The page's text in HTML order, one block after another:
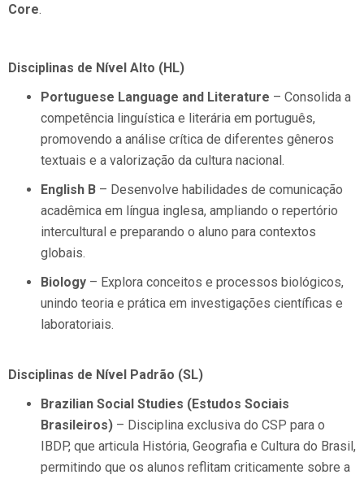
Core.
Disciplinas de Nível Alto (HL)
Portuguese Language and Literature – Consolida a
competência linguística e literária em português,
promovendo a análise crítica de diferentes gêneros
textuais e a valorização da cultura nacional.
English B – Desenvolve habilidades de comunicação
acadêmica em língua inglesa, ampliando o repertório
intercultural e preparando o aluno para contextos
globais.
Biology – Explora conceitos e processos biológicos,
unindo teoria e prática em investigações científicas e
laboratoriais.
Disciplinas de Nível Padrão (SL)
Brazilian Social Studies (Estudos Sociais
Brasileiros) – Disciplina exclusiva do CSP para o
IBDP, que articula História, Geografia e Cultura do Brasil,
permitindo que os alunos reflitam criticamente sobre a